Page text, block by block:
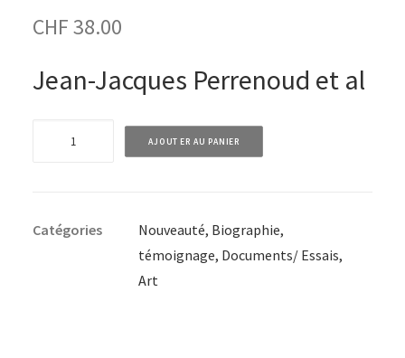
CHF38.00
Jean-Jacques Perrenoud et al
René
AJOUTER AU PANIER
Catégories Nouveauté, Biographie,
témoignage, Documents/ Essais,
Art